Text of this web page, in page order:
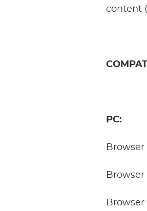
content
PC:
Browser
Browser